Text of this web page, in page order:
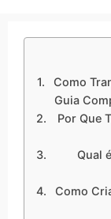
Como
Guia
Por Que
Qual
Como